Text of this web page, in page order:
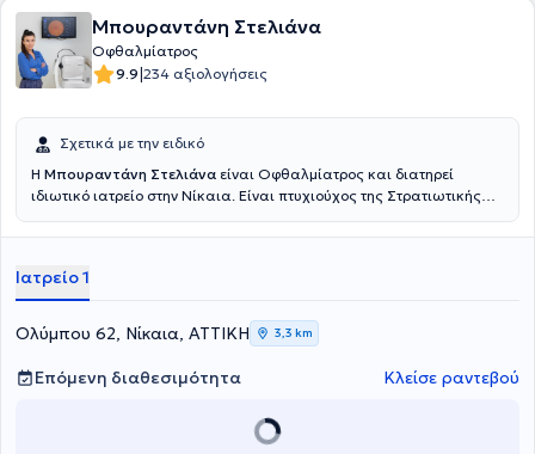
Μπουραντάνη Στελιάνα
Οφθαλμίατρος
9.9|234 αξιολογήσεις
Σχετικά με την ειδικό
Η Μπουραντάνη Στελιάνα είναι Οφθαλμίατρος και διατηρεί
ιδιωτικό ιατρείο στην Νίκαια. Είναι πτυχιούχος της Στρατιωτικής
Θεσσαλονίκης και ειδικεύτηκε στην Οφθαλμολογία στο ναυτικό
Οφθαλμίατρος στην Οφθαλμολογική Κλινική του γενικού
νοσοκομείου Ερυθρός Σταυρός «Κοργιαλένειο-Μπενάκειο», όπου
ασχολήθηκε με ένα πλήθος περιστατικών, καθώς και με την
αντιμετώπισή τους. Το 2015 απέκτησε την ειδικότητα της
οφθαλμολογίας, καθώς και το Ευρωπαικό Δίπλωμα
Οφθαλμολογίας και στην συνέχεια, εξειδικεύτηκε στην οφθαλμική
Σταυρού. Σήμερα, είναι επιμελήτρια στην Οφθαλμολογική Κλινική
Ιατρείο 1
Ολύμπου 62, Νίκαια, ΑΤΤΙΚΗ 3,3 km
Επόμενη διαθεσιμότητα Κλείσε ραντεβού